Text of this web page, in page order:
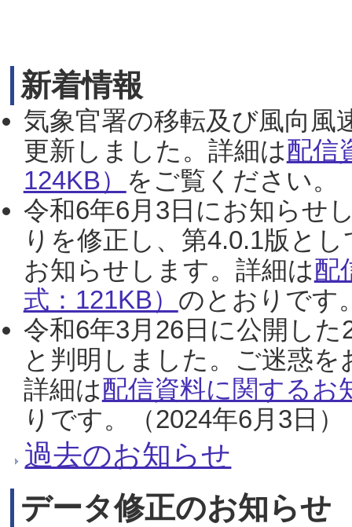
新着情報
気象官署の移転及び風向風
更新しました。詳細は配信
124KB） をご覧ください。
令和6年6月3日にお知らせ
りを修正し、第4.0.1版と
お知らせします。詳細は配
式：121KB） のとおりです
令和6年3月26日に公開し
と判明しました。ご迷惑
詳細は配信資料に関するお
りです。（2024年6月3日）
過去のお知らせ
データ修正のお知らせ